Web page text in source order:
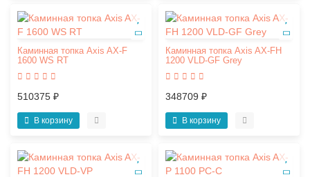
Каминная топка Axis AX-F
1600 WS RT
510375 ₽
В корзину
Каминная топка Axis AX-FH
1200 VLD-GF Grey
348709 ₽
В корзину